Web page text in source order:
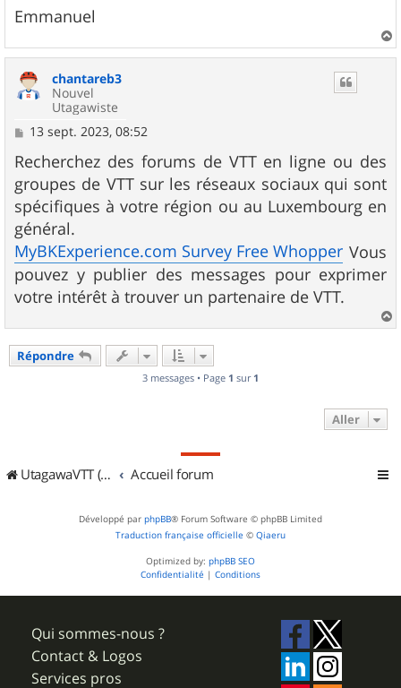
Emmanuel
a
chantareb3
Nouvel
Utagawiste
M
s
s
a
g
e
13 sept. 2023, 08:52
Recherchez des forums de VTT en ligne ou des
groupes de VTT sur les réseaux sociaux qui sont
spécifiques à votre région ou au Luxembourg en
général.
MyBKExperience.com Survey Free Whopper Vous
pouvez y publier des messages pour exprimer
votre intérêt à trouver un partenaire de VTT.
a
Répondre
3 messages • Page 1 sur 1
Aller
UtagawaVTT (Randos VTT et VTTAE avec traces GPS) Accueil forum
Développé par phpBB® Forum Software © phpBB Limited
Traduction française officielle © Qiaeru
Optimized by: phpBB SEO
Confidentialité | Conditions
Qui sommes-nous ?
Contact & Logos
Services pros